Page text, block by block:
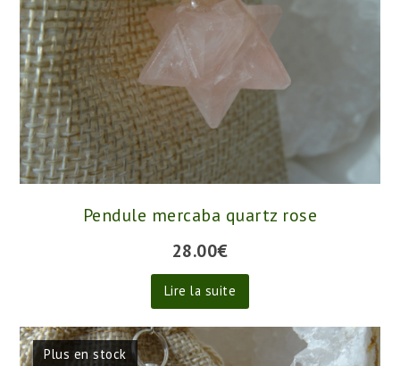
Pendule mercaba quartz rose
28.00€
Lire la suite
Plus en stock